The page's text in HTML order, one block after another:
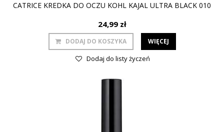
CATRICE KREDKA DO OCZU KOHL KAJAL ULTRA BLACK 010
24,99 zł
DODAJ DO KOSZYKA WIĘCEJ
Dodaj do listy życzeń